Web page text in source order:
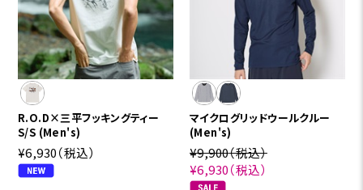
R.O.D×三平フッキングティー
S/S (Men's)
¥6,930（税込）
マイクログリッドウールクルー
(Men's)
¥9,900（税込）
¥6,930（税込）